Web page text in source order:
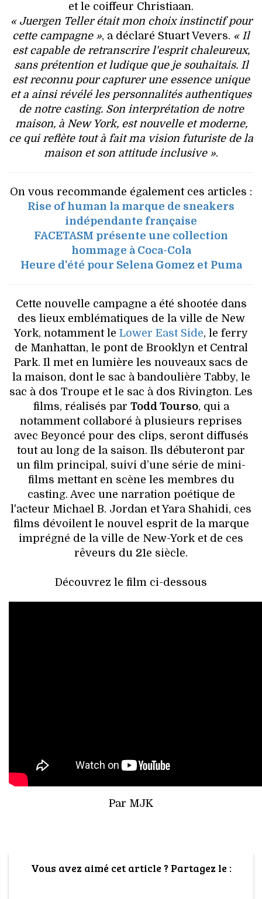
et le coiffeur Christiaan.
« Juergen Teller était mon choix instinctif pour
cette campagne », a déclaré Stuart Vevers. « Il
est capable de retranscrire l'esprit chaleureux,
sans prétention et ludique que je souhaitais. Il
est reconnu pour capturer une essence unique
et a ainsi révélé les personnalités authentiques
de notre casting. Son interprétation de notre
maison, à New York, est nouvelle et moderne,
ce qui reflète tout à fait ma vision futuriste de la
maison et son attitude inclusive ».
On vous recommande également ces articles :
Rise of human la marque de sneakers
indépendante française
FACETASM présente une collection
hommage à Coca-Cola
Heure d'été pour Selena Gomez et Puma
Cette nouvelle campagne a été shootée dans
des lieux emblématiques de la ville de New
York, notamment le Lower East Side, le ferry
de Manhattan, le pont de Brooklyn et Central
Park. Il met en lumière les nouveaux sacs de
la maison, dont le sac à bandoulière Tabby, le
sac à dos Troupe et le sac à dos Rivington. Les
films, réalisés par Todd Tourso, qui a
notamment collaboré à plusieurs reprises
avec Beyoncé pour des clips, seront diffusés
tout au long de la saison. Ils débuteront par
un film principal, suivi d’une série de mini-
films mettant en scène les membres du
casting. Avec une narration poétique de
l'acteur Michael B. Jordan et Yara Shahidi, ces
films dévoilent le nouvel esprit de la marque
imprégné de la ville de New-York et de ces
rêveurs du 21e siècle.
Découvrez le film ci-dessous
Par MJK
Vous avez aimé cet article ? Partagez le :